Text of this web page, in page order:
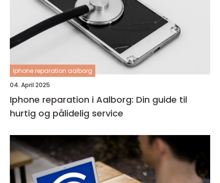
Iphone reparation aalborg
04. April 2025
Iphone reparation i Aalborg: Din guide til
hurtig og pålidelig service